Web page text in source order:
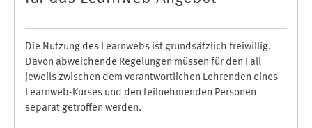
Die Nutzung des Learnwebs ist grundsätzlich freiwillig.
Davon abweichende Regelungen müssen für den Fall
jeweils zwischen dem verantwortlichen Lehrenden eines
Learnweb-Kurses und den teilnehmenden Personen
separat getroffen werden.